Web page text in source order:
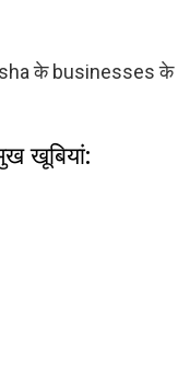
के businesses के
खूबियां: